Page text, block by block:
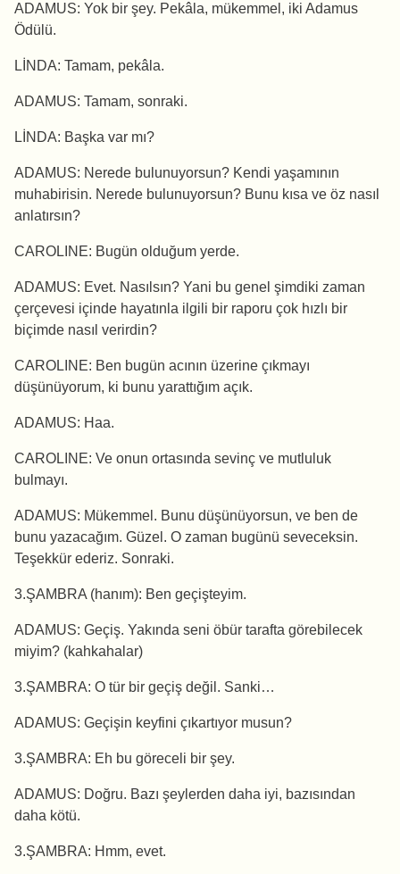
ADAMUS: Yok bir şey. Pekâla, mükemmel, iki Adamus
Ödülü.
LİNDA: Tamam, pekâla.
ADAMUS: Tamam, sonraki.
LİNDA: Başka var mı?
ADAMUS: Nerede bulunuyorsun? Kendi yaşamının
muhabirisin. Nerede bulunuyorsun? Bunu kısa ve öz nasıl
anlatırsın?
CAROLINE: Bugün olduğum yerde.
ADAMUS: Evet. Nasılsın? Yani bu genel şimdiki zaman
çerçevesi içinde hayatınla ilgili bir raporu çok hızlı bir
biçimde nasıl verirdin?
CAROLINE: Ben bugün acının üzerine çıkmayı
düşünüyorum, ki bunu yarattığım açık.
ADAMUS: Haa.
CAROLINE: Ve onun ortasında sevinç ve mutluluk
bulmayı.
ADAMUS: Mükemmel. Bunu düşünüyorsun, ve ben de
bunu yazacağım. Güzel. O zaman bugünü seveceksin.
Teşekkür ederiz. Sonraki.
3.ŞAMBRA (hanım): Ben geçişteyim.
ADAMUS: Geçiş. Yakında seni öbür tarafta görebilecek
miyim? (kahkahalar)
3.ŞAMBRA: O tür bir geçiş değil. Sanki…
ADAMUS: Geçişin keyfini çıkartıyor musun?
3.ŞAMBRA: Eh bu göreceli bir şey.
ADAMUS: Doğru. Bazı şeylerden daha iyi, bazısından
daha kötü.
3.ŞAMBRA: Hmm, evet.